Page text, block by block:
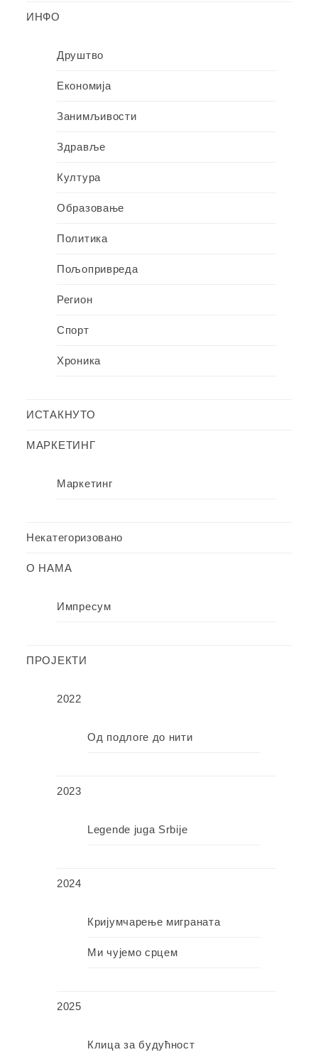
ИНФО
Друштво
Економија
Занимљивости
Здравље
Култура
Образовање
Политика
Пољопривреда
Регион
Спорт
Хроника
ИСТАКНУТО
МАРКЕТИНГ
Маркетинг
Некатегоризовано
О НАМА
Импресум
ПРОЈЕКТИ
2022
Од подлоге до нити
2023
Legende juga Srbije
2024
Кријумчарење миграната
Ми чујемо срцем
2025
Клица за будућност